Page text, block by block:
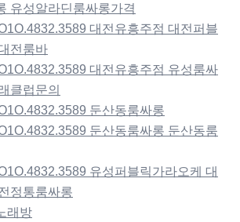
유성알라딘룸싸롱가격
대전유흥주점 대전퍼블
전룸바
대전유흥주점 유성룸싸
클럽문의
둔산동룸싸롱
둔산동룸싸롱 둔산동룸
유성퍼블릭가라오케 대
정통룸싸롱
래방